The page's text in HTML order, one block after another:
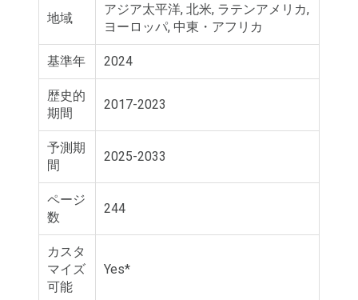
地域
アジア太平洋, 北米, ラテンアメリカ,
ヨーロッパ, 中東・アフリカ
基準年 2024
歴史的
期間
2017-2023
予測期
間
2025-2033
ページ
数
244
カスタ
マイズ
可能
Yes*